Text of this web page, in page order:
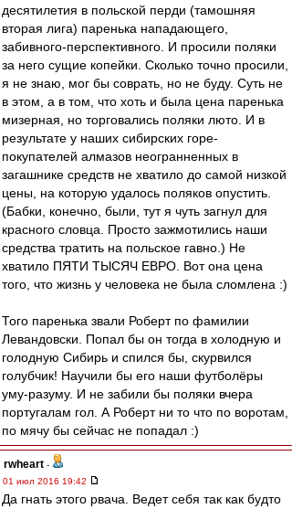
десятилетия в польской перди (тамошняя
вторая лига) паренька нападающего,
забивного-перспективного. И просили поляки
за него сущие копейки. Сколько точно просили,
я не знаю, мог бы соврать, но не буду. Суть не
в этом, а в том, что хоть и была цена паренька
мизерная, но торговались поляки люто. И в
результате у наших сибирских горе-
покупателей алмазов неогранненных в
загашнике средств не хватило до самой низкой
цены, на которую удалось поляков опустить.
(Бабки, конечно, были, тут я чуть загнул для
красного словца. Просто зажмотились наши
средства тратить на польское гавно.) Не
хватило ПЯТИ ТЫСЯЧ ЕВРО. Вот она цена
того, что жизнь у человека не была сломлена :)
Того паренька звали Роберт по фамилии
Левандовски. Попал бы он тогда в холодную и
голодную Сибирь и спился бы, скурвился
голубчик! Научили бы его наши футболёры
уму-разуму. И не забили бы поляки вчера
португалам гол. А Роберт ни то что по воротам,
по мячу бы сейчас не попадал :)
rwheart -
01 июл 2016 19:42
Да гнать этого рвача. Ведет себя так как будто